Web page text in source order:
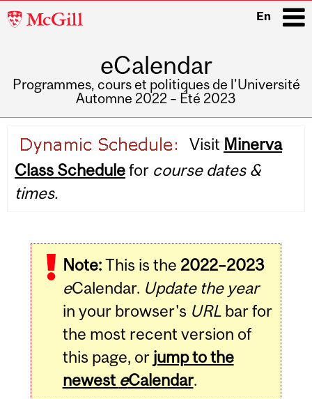
McGill
En
eCalendar
Programmes, cours et politiques de l'Université
Automne 2022 – Été 2023
navigation
Visit Minerva
Class Schedulefor course dates &
times.
Note:This is the 2022–2023
eCalendar. Update the year
in your browser's URLbar for
the most recent version of
this page, or jump to the
newest eCalendar.